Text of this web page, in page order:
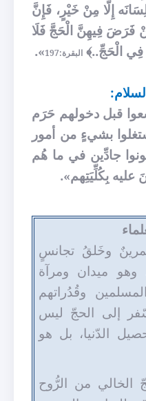
إِلَّا مِنْ خَيْرٍ، فَإِنَّ
فَرَضَ فِيهِنَّ الْحَجَّ فَلَا
فِي الْحَجِّ..﴾البقرة:197 ».
قبل دخولهم حَرَم
بشيءٍ من أمور
جادِّين في ما هُم
عليه بِكُلِّيَتِهم».
وخَلقُ تجانسٍ
وهو ميدان ومرآة
وقُدُراتهم
إلى الحجّ ليس
الدّنيا، بل هو
من الرُّوح